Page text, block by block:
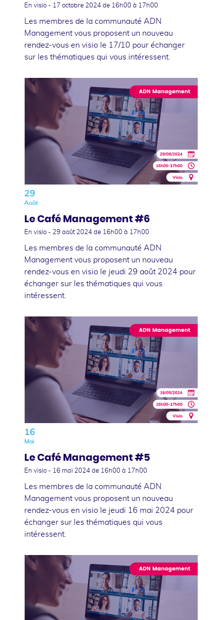
En visio - 17 octobre 2024 de 16h00 à 17h00
Les membres de la communauté ADN
Management vous proposent un nouveau
rendez-vous en visio le 17/10 pour échanger
sur les thématiques qui vous intéressent.
29
Août
Le Café Management #6
En visio - 29 août 2024 de 16h00 à 17h00
Les membres de la communauté ADN
Management vous proposent un nouveau
rendez-vous en visio le jeudi 29 août 2024 pour
échanger sur les thématiques qui vous
intéressent.
16
Mai
Le Café Management #5
En visio - 16 mai 2024 de 16h00 à 17h00
Les membres de la communauté ADN
Management vous proposent un nouveau
rendez-vous en visio le jeudi 16 mai 2024 pour
échanger sur les thématiques qui vous
intéressent.